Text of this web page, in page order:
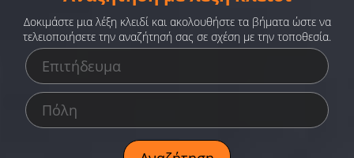
Ειδήσεις
Παιχνίδια
Ραδιόφωνο
Ταινίες
Δοκιμάστε μια λέξη κλειδί και ακολουθήστε τα βήματα ώστε να
τελειοποιήσετε την αναζήτησή σας σε σχέση με την τοποθεσία.